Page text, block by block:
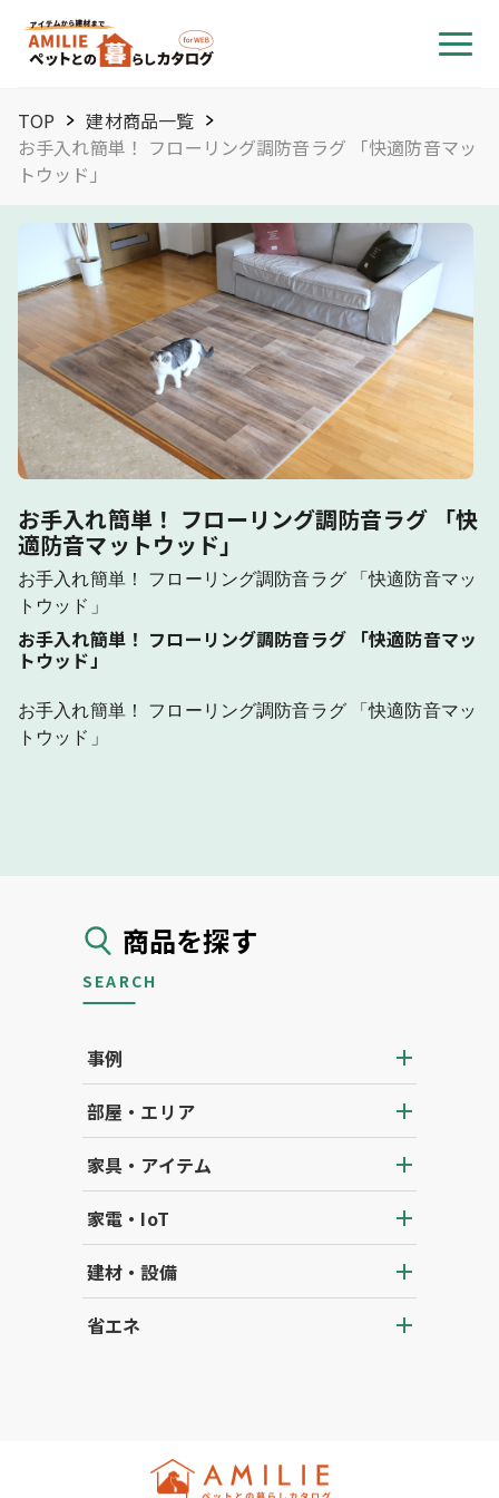
TOP
建材商品一覧
お手入れ簡単！ フローリング調防音ラグ 「快適防音マッ
トウッド」
商品を探す
SEARCH
事例
部屋・エリア
家具・アイテム
家電・IoT
建材・設備
省エネ
お手入れ簡単！ フローリング調防音ラグ 「快
適防音マットウッド」
お手入れ簡単！ フローリング調防音ラグ 「快適防音マッ
トウッド」
お手入れ簡単！ フローリング調防音ラグ 「快適防音マッ
トウッド」
お手入れ簡単！ フローリング調防音ラグ 「快適防音マッ
トウッド」